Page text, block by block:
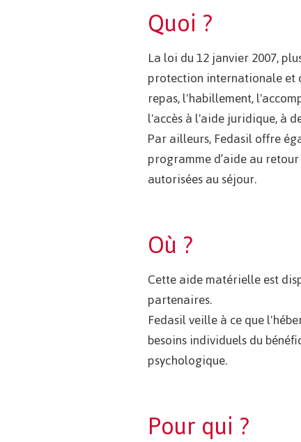
Quoi ?
La loi du 12 janvier 2007,
protection internationale et
repas, l'habillement,
l'accès à l'aide juridique, à
Par ailleurs, Fedasil offre
programme d’aide au
autorisées au séjour.
Où ?
Cette aide matérielle est
partenaires.
Fedasil veille à ce que
besoins individuels du
psychologique.
Pour qui ?